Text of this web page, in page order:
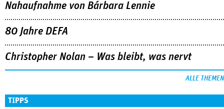
Nahaufnahme von Bárbara Lennie
80 Jahre DEFA
Christopher Nolan – Was bleibt, was nervt
ALLE THEMEN
TIPPS